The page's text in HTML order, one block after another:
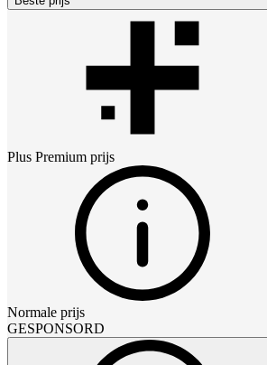
Plus Premium prijs
Normale prijs
GESPONSORD